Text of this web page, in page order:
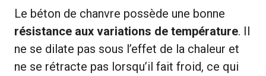
Le béton de chanvre possède une bonne
résistance aux variations de température. Il
ne se dilate pas sous l’effet de la chaleur et
ne se rétracte pas lorsqu’il fait froid, ce qui